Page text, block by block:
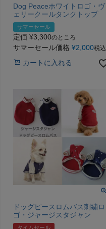
Dog Peaceホワイトロゴ・ヴ
ェリークールタンクトップ
サマーセール
定価 ¥3,300のところ
サマーセール価格 ¥2,000税込
カートに入れる
ドッグピースロムバス刺繍ロ
ゴ・ジャージスタジャン
タイムセール